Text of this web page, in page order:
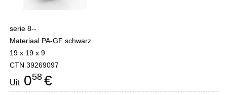
serie 8--
Materiaal PA-GF schwarz
19 x 19 x 9
CTN 39269097
Uit058 €